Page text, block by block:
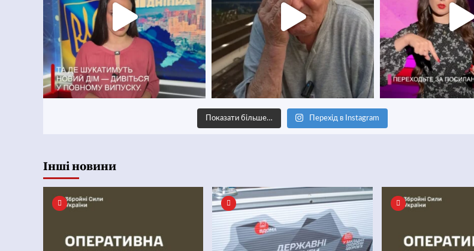
Показати більше… Перехід в Instagram
Інші новини